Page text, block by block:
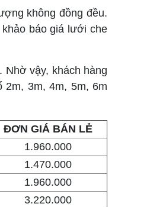
không đồng đều.
báo giá lưới che
vậy, khách hàng
3m, 4m, 5m, 6m
ĐƠN GIÁ BÁN LẺ
1.960.000
1.470.000
1.960.000
3.220.000